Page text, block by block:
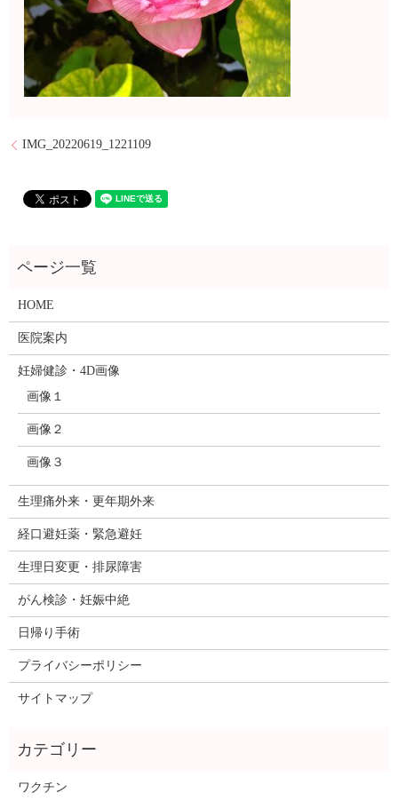
IMG_20220619_1221109
HOME
医院案内
妊婦健診・4D画像
画像１
画像２
画像３
生理痛外来・更年期外来
経口避妊薬・緊急避妊
生理日変更・排尿障害
がん検診・妊娠中絶
日帰り手術
プライバシーポリシー
サイトマップ
ワクチン